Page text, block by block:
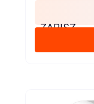
ZAPISZ